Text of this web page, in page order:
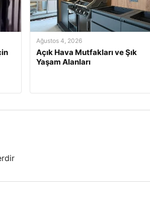
Ağustos 4, 2026
Açık Hava Mutfakları ve Şık
Yaşam Alanları